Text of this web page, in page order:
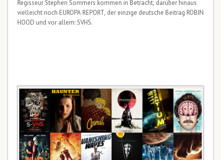
Regisseur Stephen Sommers kommen in Betracht, darüber hinaus
vielleicht noch EUROPA REPORT, der einzige deutsche Beitrag ROBIN
HOOD und vor allem: SVHS.